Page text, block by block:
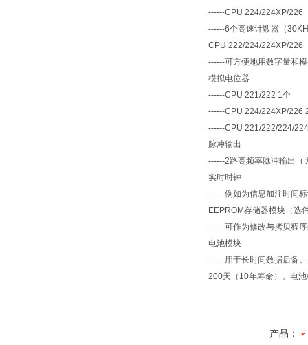
------CPU 224/224XP/226
------6个高速计数器（
CPU 222/224/224XP/226
------可方便地用数字量和
模拟电位器
------CPU 221/222 1个
------CPU 224/224XP/226
------CPU 221/222/224/
脉冲输出
------2路高频率脉冲输出（
实时时钟
------例如为信息加注时间
EEPROM存储器模块（选
------可作为修改与拷贝程
电池模块
------用于长时间数据后备
200天（ 10年寿命）。电
产品：